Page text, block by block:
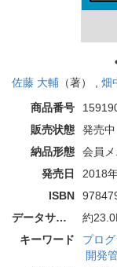
佐藤 大輔 （著） , 畑
商品番号
販売状態
発売中
納品形態
会員
発売日
2018
ISBN
データサイズ
約
キーワード
プロ
開発